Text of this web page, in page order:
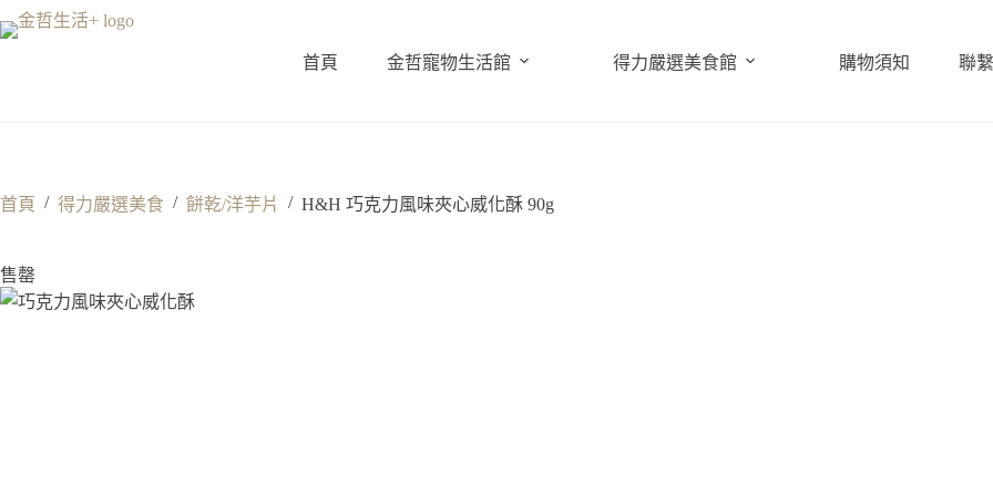
至
首頁 金哲寵物生活館 得力嚴選美食館 購物須知 聯
首頁 / 得力嚴選美食 / 餅乾/洋芋片 / H&H 巧克力風味夾心威化酥 90g
售罄